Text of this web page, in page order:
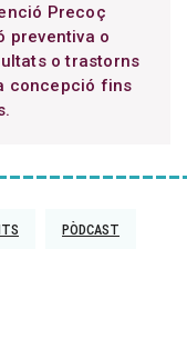
Precoç
preventiva o
o trastorns
concepció fins
PÒDCAST